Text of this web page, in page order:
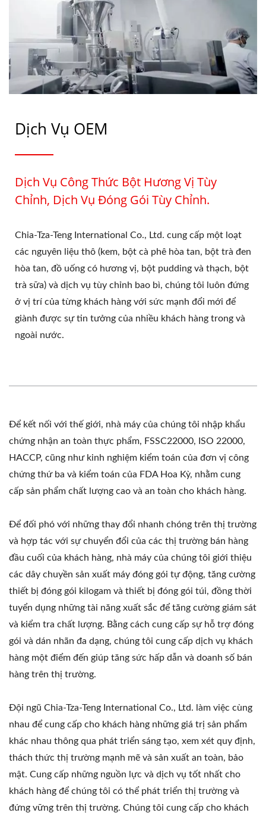
Dịch Vụ OEM
Dịch Vụ Công Thức Bột Hương Vị Tùy
Chỉnh, Dịch Vụ Đóng Gói Tùy Chỉnh.
Chia-Tza-Teng International Co., Ltd. cung cấp một loạt
các nguyên liệu thô (kem, bột cà phê hòa tan, bột trà đen
hòa tan, đồ uống có hương vị, bột pudding và thạch, bột
trà sữa) và dịch vụ tùy chỉnh bao bì, chúng tôi luôn đứng
ở vị trí của từng khách hàng với sức mạnh đổi mới để
giành được sự tin tưởng của nhiều khách hàng trong và
ngoài nước.
Để kết nối với thế giới, nhà máy của chúng tôi nhập khẩu
chứng nhận an toàn thực phẩm, FSSC22000, ISO 22000,
HACCP, cũng như kinh nghiệm kiểm toán của đơn vị công
chứng thứ ba và kiểm toán của FDA Hoa Kỳ, nhằm cung
cấp sản phẩm chất lượng cao và an toàn cho khách hàng.
Để đối phó với những thay đổi nhanh chóng trên thị trường
và hợp tác với sự chuyển đổi của các thị trường bán hàng
đầu cuối của khách hàng, nhà máy của chúng tôi giới thiệu
các dây chuyền sản xuất máy đóng gói tự động, tăng cường
thiết bị đóng gói kilogam và thiết bị đóng gói túi, đồng thời
tuyển dụng những tài năng xuất sắc để tăng cường giám sát
và kiểm tra chất lượng. Bằng cách cung cấp sự hỗ trợ đóng
gói và dán nhãn đa dạng, chúng tôi cung cấp dịch vụ khách
hàng một điểm đến giúp tăng sức hấp dẫn và doanh số bán
hàng trên thị trường.
Đội ngũ Chia-Tza-Teng International Co., Ltd. làm việc cùng
nhau để cung cấp cho khách hàng những giá trị sản phẩm
khác nhau thông qua phát triển sáng tạo, xem xét quy định,
thách thức thị trường mạnh mẽ và sản xuất an toàn, bảo
mật. Cung cấp những nguồn lực và dịch vụ tốt nhất cho
khách hàng để chúng tôi có thể phát triển thị trường và
đứng vững trên thị trường. Chúng tôi cung cấp cho khách